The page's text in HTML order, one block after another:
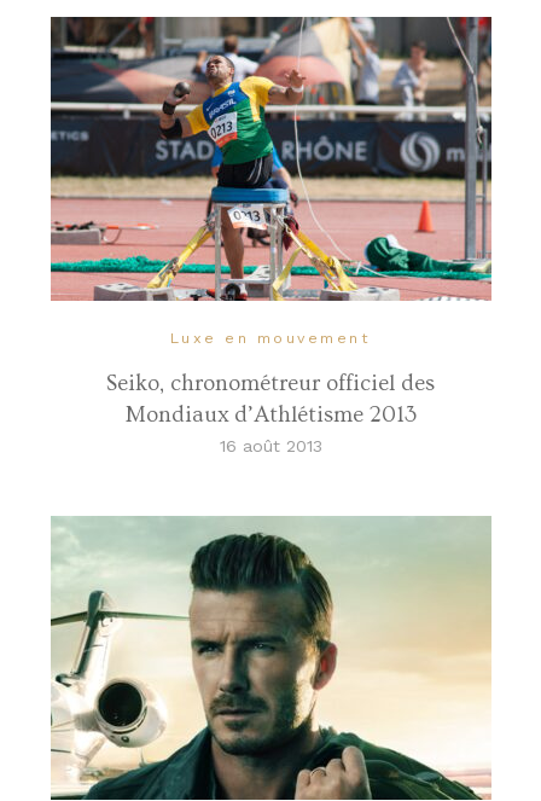
Luxe en mouvement
Seiko, chronométreur officiel des
Mondiaux d’Athlétisme 2013
16 août 2013